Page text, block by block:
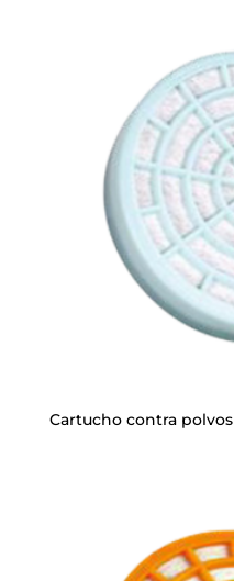
Cartucho contra polvos